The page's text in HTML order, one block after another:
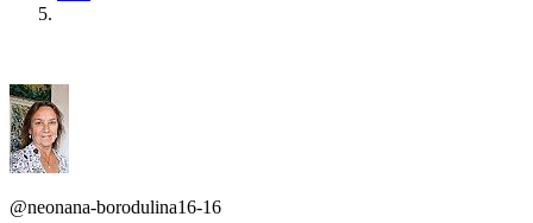
@neonana-borodulina16-16